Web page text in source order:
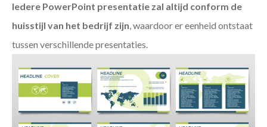
Iedere PowerPoint presentatie zal altijd conform de
huisstijl van het bedrijf zijn, waardoor er eenheid ontstaat
tussen verschillende presentaties.